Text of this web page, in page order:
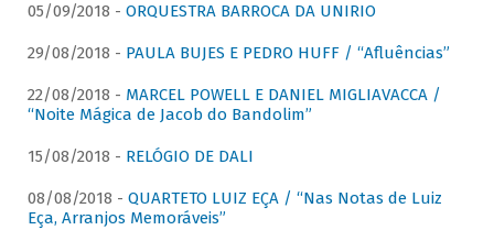
05/09/2018 - ORQUESTRA BARROCA DA UNIRIO
29/08/2018 - PAULA BUJES E PEDRO HUFF / “Afluências”
22/08/2018 - MARCEL POWELL E DANIEL MIGLIAVACCA /
“Noite Mágica de Jacob do Bandolim”
15/08/2018 - RELÓGIO DE DALI
08/08/2018 - QUARTETO LUIZ EÇA / “Nas Notas de Luiz
Eça, Arranjos Memoráveis”